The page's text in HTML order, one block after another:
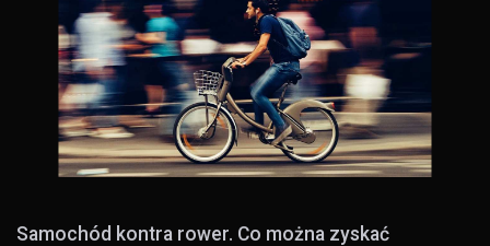
Samochód kontra rower. Co można zyskać